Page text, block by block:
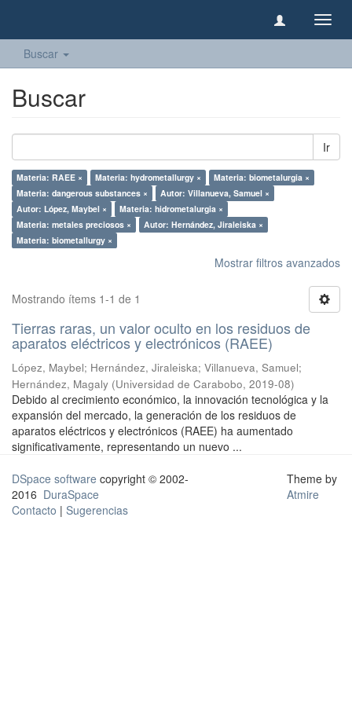
Buscar
Buscar
Ir
Materia: RAEE × Materia: hydrometallurgy ×
Materia: biometalurgia ×
Materia: dangerous substances ×
Autor: Villanueva, Samuel ×
Autor: López, Maybel ×
Materia: hidrometalurgia ×
Materia: metales preciosos ×
Autor: Hernández, Jiraleiska ×
Materia: biometallurgy ×
Mostrar filtros avanzados
Mostrando ítems 1-1 de 1
Tierras raras, un valor oculto en los residuos de
aparatos eléctricos y electrónicos (RAEE)
López, Maybel; Hernández, Jiraleiska; Villanueva, Samuel;
Hernández, Magaly (Universidad de Carabobo, 2019-08)
Debido al crecimiento económico, la innovación tecnológica y la
expansión del mercado, la generación de los residuos de
aparatos eléctricos y electrónicos (RAEE) ha aumentado
significativamente, representando un nuevo ...
DSpace software copyright © 2002-
2016 DuraSpace
Contacto | Sugerencias
Theme by
Atmire